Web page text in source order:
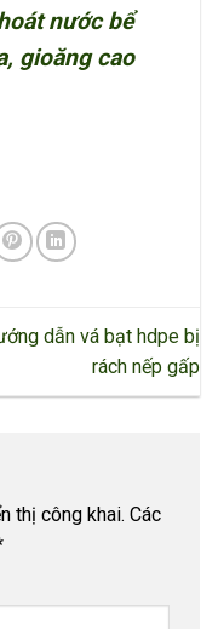
nước bể
gioăng cao
dẫn vá bạt hdpe bị
rách nếp gấp
thị công khai. Các